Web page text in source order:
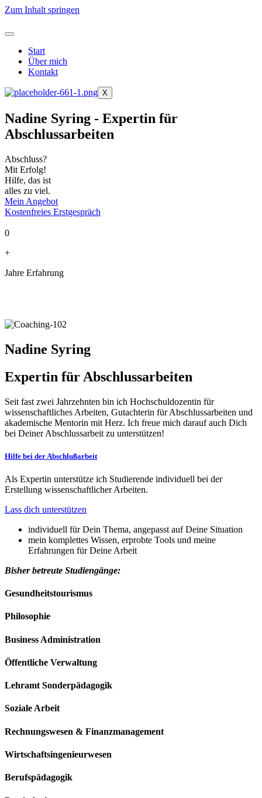
Zum Inhalt springen
Start
Über mich
Kontakt
X
Nadine Syring - Expertin für
Abschlussarbeiten
Abschluss?
Mit Erfolg!
Hilfe, das ist
alles zu viel.
Mein Angebot
Kostenfreies Erstgespräch
0
+
Jahre Erfahrung
Nadine Syring
Expertin für Abschluss­arbeiten
Seit fast zwei Jahrzehnten bin ich Hochschuldozentin für
wissenschaftliches Arbeiten, Gutachterin für Abschlussarbeiten und
akademische Mentorin mit Herz. Ich freue mich darauf auch Dich
bei Deiner Abschlussarbeit zu unterstützen!
Hilfe bei der Abschlußarbeit
Als Expertin unterstütze ich Studierende individuell bei der
Erstellung wissenschaftlicher Arbeiten.
Lass dich unterstützen
individuell für Dein Thema, angepasst auf Deine Situation
mein komplettes Wissen, erprobte Tools und meine
Erfahrungen für Deine Arbeit
Bisher betreute Studiengänge:
Gesundheitstourismus
Philosophie
Business Administration
Öffentliche Verwaltung
Lehramt Sonderpädagogik
Soziale Arbeit
Rechnungswesen & Finanzmanagement
Wirtschaftsingenieurwesen
Berufspädagogik